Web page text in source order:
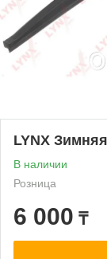
LYNX
В наличии
Розница
6 000 ₸